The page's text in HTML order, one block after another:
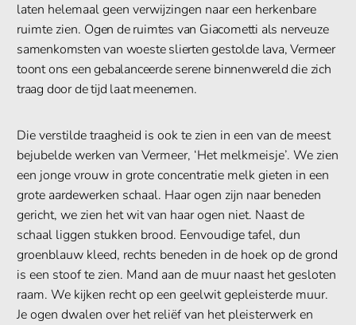
laten helemaal geen verwijzingen naar een herkenbare
ruimte zien. Ogen de ruimtes van Giacometti als nerveuze
samenkomsten van woeste slierten gestolde lava, Vermeer
toont ons een gebalanceerde serene binnenwereld die zich
traag door de tijd laat meenemen.
Die verstilde traagheid is ook te zien in een van de meest
bejubelde werken van Vermeer, ‘Het melkmeisje’. We zien
een jonge vrouw in grote concentratie melk gieten in een
grote aardewerken schaal. Haar ogen zijn naar beneden
gericht, we zien het wit van haar ogen niet. Naast de
schaal liggen stukken brood. Eenvoudige tafel, dun
groenblauw kleed, rechts beneden in de hoek op de grond
is een stoof te zien. Mand aan de muur naast het gesloten
raam. We kijken recht op een geelwit gepleisterde muur.
Je ogen dwalen over het reliëf van het pleisterwerk en